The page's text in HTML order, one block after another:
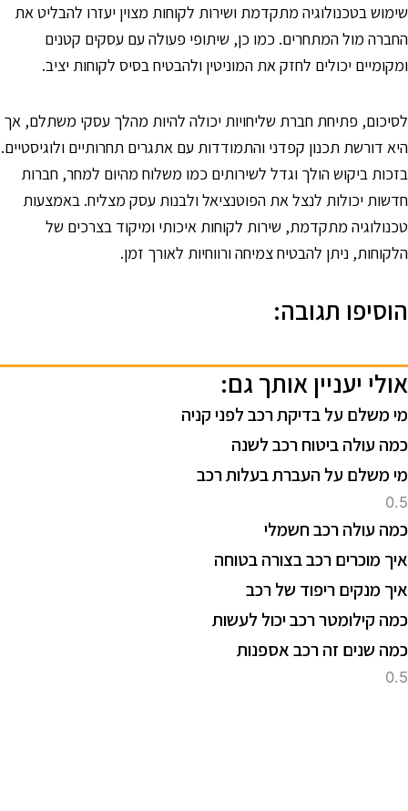
בטכנולוגיה מתקדמת ושירות לקוחות מצוין יעזרו להבליט את
מול המתחרים. כמו כן, שיתופי פעולה עם עסקים קטנים
יכולים לחזק את המוניטין ולהבטיח בסיס לקוחות יציב.
פתיחת חברת שליחויות יכולה להיות מהלך עסקי משתלם, אך
דורשת תכנון קפדני והתמודדות עם אתגרים תחרותיים ולוגיסטיים.
ביקוש הולך וגדל לשירותים כמו משלוח מהיום למחר, חברות
יכולות לנצל את הפוטנציאל ולבנות עסק מצליח. באמצעות
מתקדמת, שירות לקוחות איכותי ומיקוד בצרכים של
ניתן להבטיח צמיחה ורווחיות לאורך זמן.
תגובה:
יעניין אותך גם:
משלם על בדיקת רכב לפני קניה
עולה ביטוח רכב לשנה
משלם על העברת בעלות רכב
עולה רכב חשמלי
מוכרים רכב בצורה בטוחה
מנקים ריפוד של רכב
קילומטר רכב יכול לעשות
שנים זה רכב אספנות